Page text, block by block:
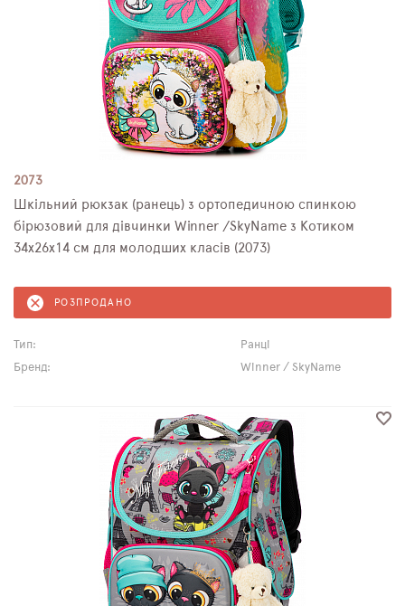
2073
Шкільний рюкзак (ранець) з ортопедичною спинкою
бірюзовий для дівчинки Winner /SkyName з Котиком
34х26х14 см для молодших класів (2073)
РОЗПРОДАНО
Тип:
Ранці
Бренд:
Winner / SkyName